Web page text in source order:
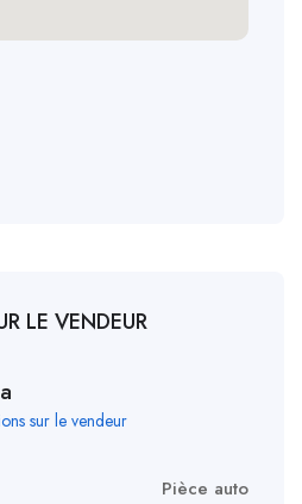
LE VENDEUR
sur le vendeur
Pièce auto